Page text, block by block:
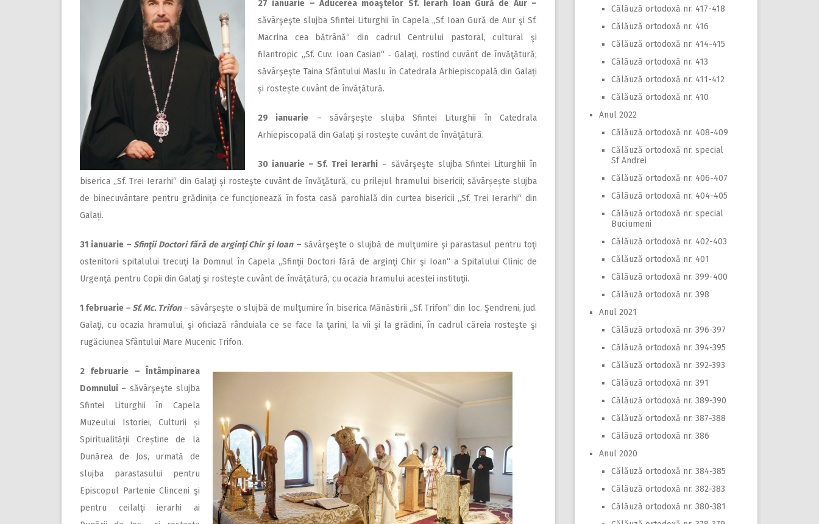
27 ianuarie – Aducerea moaştelor Sf. Ierarh Ioan Gură de Aur –
săvârşeşte slujba Sfintei Liturghii în Capela ,,Sf. Ioan Gură de Aur şi Sf.
Macrina cea bătrână“ din cadrul Centrului pastoral, cultural şi
filantropic „Sf. Cuv. Ioan Casian“ ‑ Galaţi, rostind cuvânt de învăţătură;
săvârşeşte Taina Sfântului Maslu în Catedrala Arhiepiscopală din Galați
și rostește cuvânt de învățătură.
29 ianuarie – săvârşeşte slujba Sfintei Liturghii în Catedrala
Arhiepiscopală din Galați și rosteşte cuvânt de învăţătură.
30 ianuarie – Sf. Trei Ierarhi – săvârşeşte slujba Sfintei Liturghii în
biserica ,,Sf. Trei Ierarhi“ din Galaţi și rosteşte cuvânt de învăţătură, cu prilejul hramului bisericii; săvârșește slujba
de binecuvântare pentru grădinița ce funcționează în fosta casă parohială din curtea bisericii „Sf. Trei Ierarhi“ din
Galați.
31 ianuarie –Sfinţii Doctori fără de arginţi Chir şi Ioan – săvârşeşte o slujbă de mulţumire şi parastasul pentru toţi
ostenitorii spitalului trecuţi la Domnul în Capela ,,Sfinţii Doctori fără de arginţi Chir şi Ioan“ a Spitalului Clinic de
Urgenţă pentru Copii din Galaţi şi rosteşte cuvânt de învăţătură, cu ocazia hramului acestei instituţii.
1 februarie –Sf. Mc. Trifon– săvârşeşte o slujbă de mulţumire în biserica Mănăstirii „Sf. Trifon“ din loc. Şendreni, jud.
Galaţi, cu ocazia hramului, şi oficiază rânduiala ce se face la ţarini, la vii şi la grădini, în cadrul căreia rosteşte şi
rugăciunea Sfântului Mare Mucenic Trifon.
2 februarie – Întâmpinarea
Domnului – săvârşeşte slujba
Sfintei Liturghii în Capela
Muzeului Istoriei, Culturii și
Spiritualității Creștine de la
Dunărea de Jos, urmată de
slujba parastasului pentru
Episcopul Partenie Clinceni şi
pentru ceilalţi ierarhi ai
Călăuză ortodoxă nr. 417-418
Călăuză ortodoxă nr. 416
Călăuză ortodoxă nr. 414-415
Călăuză ortodoxă nr. 413
Călăuză ortodoxă nr. 411-412
Călăuză ortodoxă nr. 410
Anul 2022
Călăuză ortodoxă nr. 408-409
Călăuză ortodoxă nr. special
Sf Andrei
Călăuză ortodoxă nr. 406-407
Călăuză ortodoxă nr. 404-405
Călăuză ortodoxă nr. special
Buciumeni
Călăuză ortodoxă nr. 402-403
Călăuză ortodoxă nr. 401
Călăuză ortodoxă nr. 399-400
Călăuză ortodoxă nr. 398
Anul 2021
Călăuză ortodoxă nr. 396-397
Călăuză ortodoxă nr. 394-395
Călăuză ortodoxă nr. 392-393
Călăuză ortodoxă nr. 391
Călăuză ortodoxă nr. 389-390
Călăuză ortodoxă nr. 387-388
Călăuză ortodoxă nr. 386
Anul 2020
Călăuză ortodoxă nr. 384-385
Călăuză ortodoxă nr. 382-383
Călăuză ortodoxă nr. 380-381